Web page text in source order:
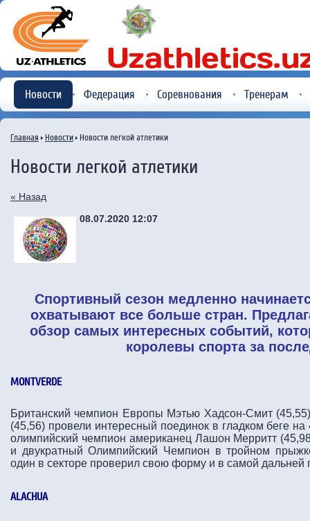
Новости Федерация Соревнования Тренерам
Главная Новости Новости легкой атлетики
Новости легкой атлетики
« Назад
08.07.2020 12:07
Спортивный сезон медленно
охватывают все больше стран.
обзор самых интересных событий,
королевы спорта за
MONTVERDE
Британский чемпион Европы Мэтью Хадсон-Смит
(45,56) провели интересный поединок в гладком беге
олимпийский чемпион американец Лашон Мерритт
и двукратный Олимпийский Чемпион в тройном
один в секторе проверил свою форму и в самой дальней
ALACHUA